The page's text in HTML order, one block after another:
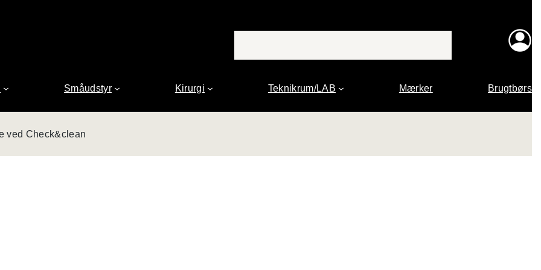
Småudstyr Kirurgi Teknikrum/LAB Mærker Brugtbørs
ved Check&clean